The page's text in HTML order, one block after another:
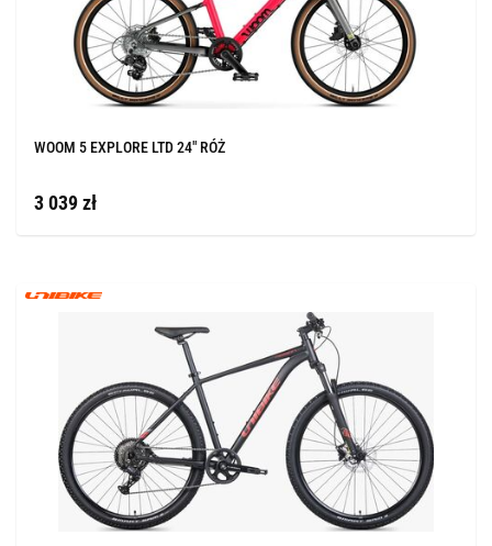
WOOM 5 EXPLORE LTD 24" RÓŻ
3 039 zł